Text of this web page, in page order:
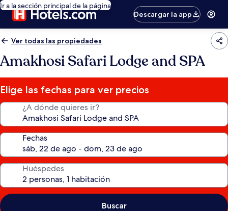
Ir a la sección principal de la página
Descargar la app
Ver todas las propiedades
Amakhosi Safari Lodge and SPA
Elige las fechas para ver precios
¿A dónde quieres ir?
Fechas
Huéspedes
Buscar